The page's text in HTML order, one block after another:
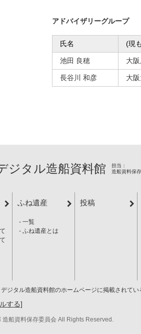
アドバイザリーグループ
氏名 (現
池田 良穂 大
長谷川 和彦 大
ジタル造船資料館
担当：
造船資料保
ふね遺産
一覧
ふね遺産とは
投稿
ジタル造船資料館のホームページに掲載されて
する]
船資料保存委員会 All Rights Reserved.